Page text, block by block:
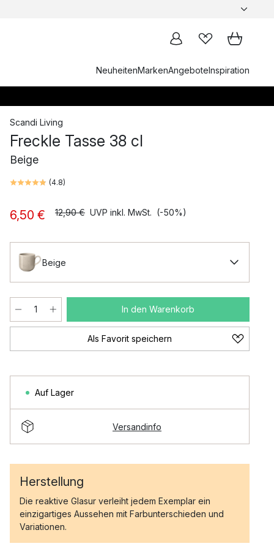
NeuheitenMarkenAngeboteInspiration
Scandi Living
Freckle Tasse 38 cl
Beige
(4.8)
6,50 € 12,90 € UVP inkl. MwSt. (-50%)
Beige
In den Warenkorb
Als Favorit speichern
Auf Lager
Versandinfo
Herstellung
Die reaktive Glasur verleiht jedem Exemplar ein
einzigartiges Aussehen mit Farbunterschieden und
Variationen.